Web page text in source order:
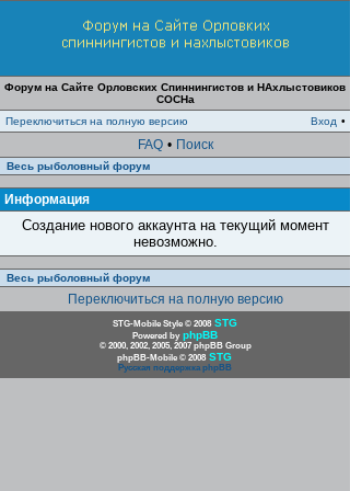
Форум на Сайте Орловских Спиннингистов и НАхлыстовиков
СОСНа
Переключиться на полную версию
Вход •
FAQ • Поиск
Весь рыболовный форум
Информация
Создание нового аккаунта на текущий момент
невозможно.
Весь рыболовный форум
Переключиться на полную версию
STG-Mobile Style © 2008 STG
Powered by phpBB
© 2000, 2002, 2005, 2007 phpBB Group
phpBB-Mobile © 2008 STG
Русская поддержка phpBB